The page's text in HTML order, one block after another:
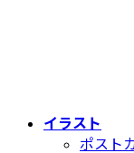
イラスト
ポスト